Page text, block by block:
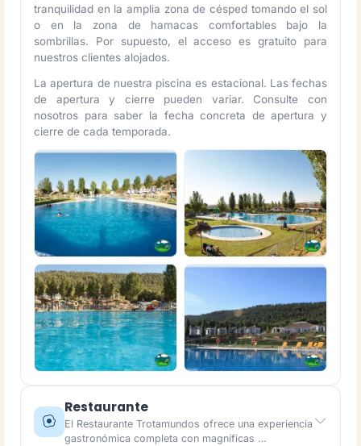
tranquilidad en la amplia zona de césped tomando el sol
o en la zona de hamacas comfortables bajo la
sombrillas. Por supuesto, el acceso es gratuito para
nuestros clientes alojados.
La apertura de nuestra piscina es estacional. Las fechas
de apertura y cierre pueden variar. Consulte con
nosotros para saber la fecha concreta de apertura y
cierre de cada temporada.
Restaurante
El Restaurante Trotamundos ofrece una experiencia
gastronómica completa con magníficas …